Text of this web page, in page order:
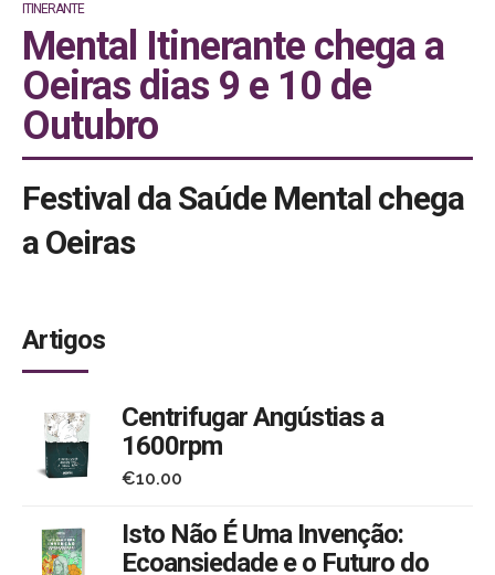
ITINERANTE
Mental Itinerante chega a
Oeiras dias 9 e 10 de
Outubro
Festival da Saúde Mental chega
a Oeiras
nesta área fundamental
Templo da Poesia e Palácio dos Aciprestes, Gratuito,
09 e 10 de Outubro de 2025
Artigos
Centrifugar Angústias a
1600rpm
€10.00
Isto Não É Uma Invenção:
Ecoansiedade e o Futuro do